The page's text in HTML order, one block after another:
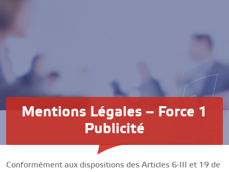
Mentions Légales – Force 1
Publicité
Conformément aux dispositions des Articles 6-III et 19 de